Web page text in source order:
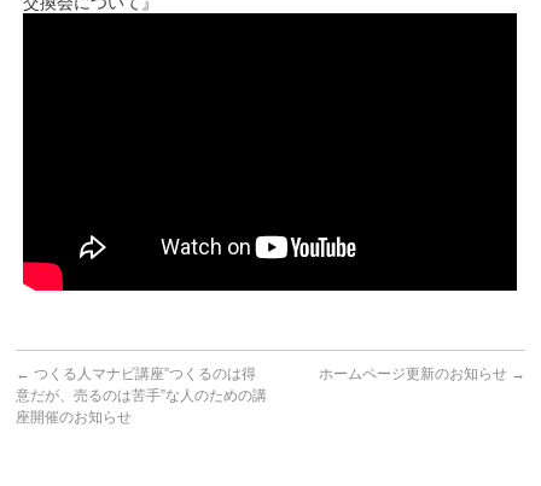
← つくる人マナビ講座”つくるのは得
意だが、売るのは苦手”な人のための講
座開催のお知らせ
ホームページ更新のお知らせ →